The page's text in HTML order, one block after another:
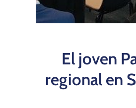
El joven
regional en